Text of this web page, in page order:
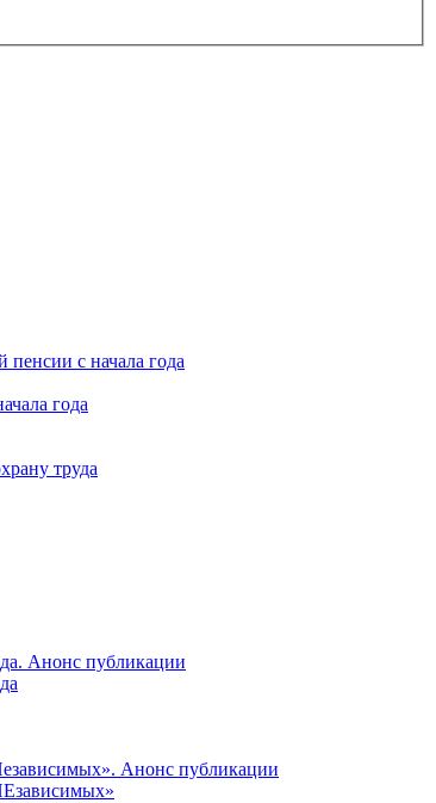
с начала года
года
труда
Анонс публикации
Анонс публикации